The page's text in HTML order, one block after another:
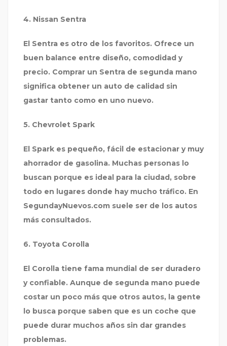
4. Nissan Sentra
El Sentra es otro de los favoritos. Ofrece un
buen balance entre diseño, comodidad y
precio. Comprar un Sentra de segunda mano
significa obtener un auto de calidad sin
gastar tanto como en uno nuevo.
5. Chevrolet Spark
El Spark es pequeño, fácil de estacionar y muy
ahorrador de gasolina. Muchas personas lo
buscan porque es ideal para la ciudad, sobre
todo en lugares donde hay mucho tráfico. En
SegundayNuevos.com suele ser de los autos
más consultados.
6. Toyota Corolla
El Corolla tiene fama mundial de ser duradero
y confiable. Aunque de segunda mano puede
costar un poco más que otros autos, la gente
lo busca porque saben que es un coche que
puede durar muchos años sin dar grandes
problemas.